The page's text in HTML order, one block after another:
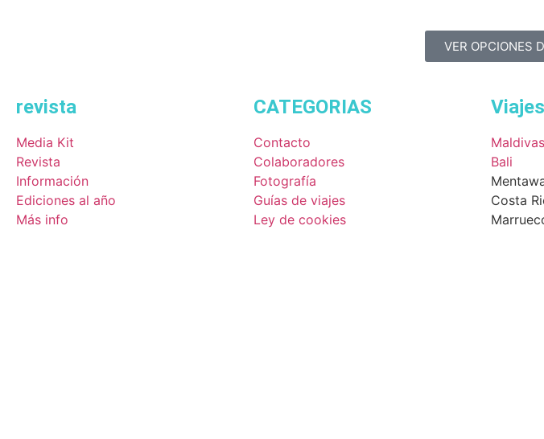
VER OPCIONES
revista
Media Kit
Revista
Información
Ediciones al año
Más info
CATEGORIAS
Contacto
Colaboradores
Fotografía
Guías de viajes
Ley de cookies
Maldivas
Bali
Costa